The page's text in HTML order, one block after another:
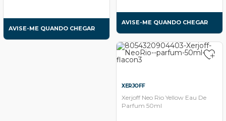
AVISE-ME QUANDO CHEGAR
AVISE-ME QUANDO CHEGAR
XERJOFF
Xerjoff Neo Rio Yellow Eau De
Parfum 50ml